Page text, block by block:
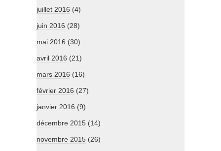
juillet 2016 (4)
juin 2016 (28)
mai 2016 (30)
avril 2016 (21)
mars 2016 (16)
février 2016 (27)
janvier 2016 (9)
décembre 2015 (14)
novembre 2015 (26)